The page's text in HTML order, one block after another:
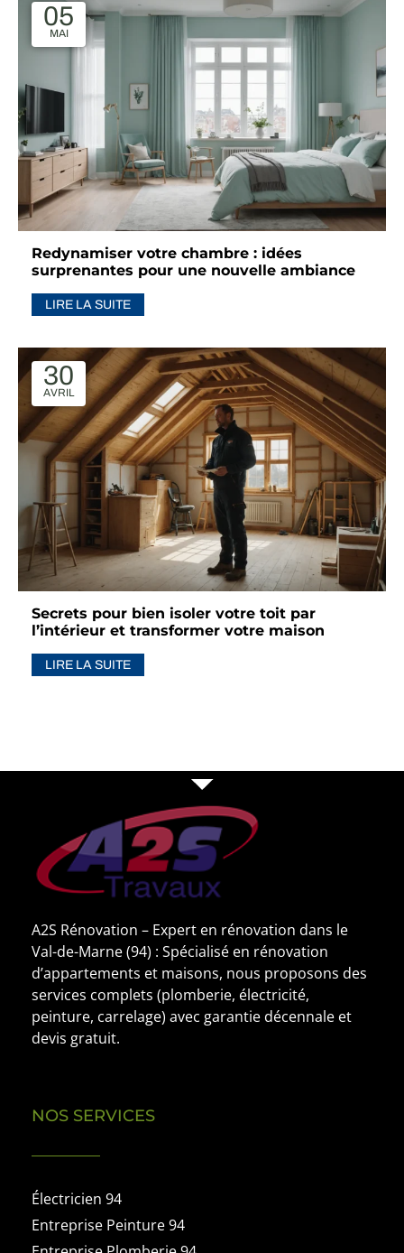
05
MAI
Redynamiser votre chambre : idées
surprenantes pour une nouvelle ambiance
LIRE LA SUITE
30
AVRIL
Secrets pour bien isoler votre toit par
l’intérieur et transformer votre maison
LIRE LA SUITE
A2S Rénovation – Expert en rénovation dans le
Val-de-Marne (94) : Spécialisé en rénovation
d’appartements et maisons, nous proposons des
services complets (plomberie, électricité,
peinture, carrelage) avec garantie décennale et
devis gratuit.
NOS SERVICES
Électricien 94
Entreprise Peinture 94